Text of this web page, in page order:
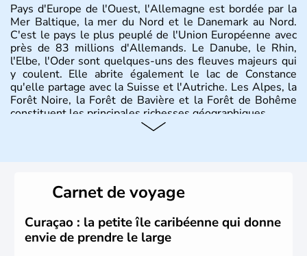
Pays d'Europe de l'Ouest, l'Allemagne est bordée par la
Mer Baltique, la mer du Nord et le Danemark au Nord.
C'est le pays le plus peuplé de l'Union Européenne avec
près de 83 millions d'Allemands. Le Danube, le Rhin,
l'Elbe, l'Oder sont quelques-uns des fleuves majeurs qui
y coulent. Elle abrite également le lac de Constance
qu'elle partage avec la Suisse et l'Autriche. Les Alpes, la
Forêt Noire, la Forêt de Bavière et la Forêt de Bohême
constituent les principales richesses géographiques.
lesquelles bénéficient d'une grande autonomie. Le pays
peut se targuer de grands noms qu'il a vu naître dans tous
les domaines, des arts à la politique en passant par la
philosophie. Hertz, Gutenberg, Heidegger, Thomas Mann,
Herman Hesse ou bien Hegel en font partie.
Carnet de voyage
Curaçao : la petite île caribéenne qui donne
envie de prendre le large